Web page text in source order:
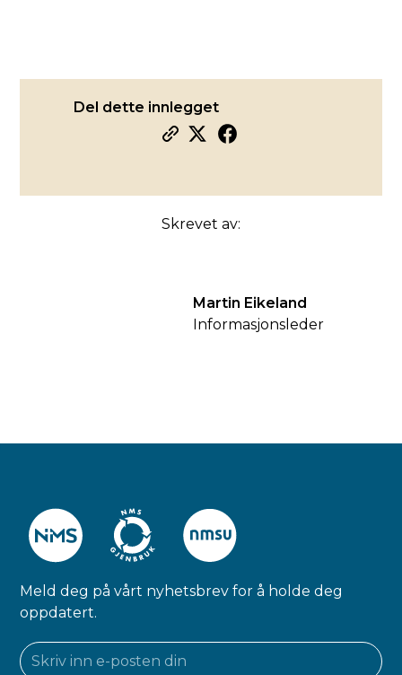
Del dette innlegget
Skrevet av:
Martin Eikeland
Informasjonsleder
Meld deg på vårt nyhetsbrev for å holde deg
oppdatert.